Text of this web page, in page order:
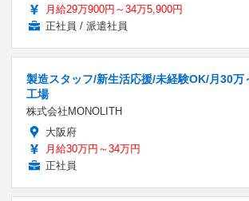
月給29万900円～34万5,900円
正社員 / 派遣社員
製造スタッフ/新生活応援/未経験OK/月30万
工場
株式会社MONOLITH
大阪府
月給30万円～34万円
正社員